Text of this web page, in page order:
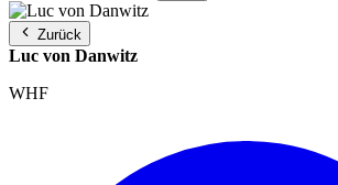
Zurück
Luc von Danwitz
WHF